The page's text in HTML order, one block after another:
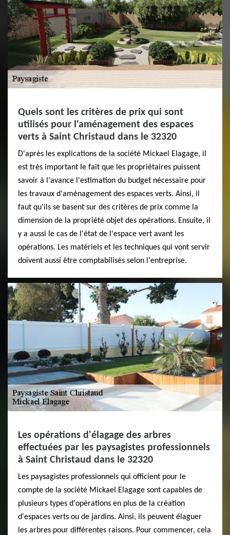
Quels sont les critères de prix qui sont
utilisés pour l'aménagement des espaces
verts à Saint Christaud dans le 32320
D'après les explications de la société Mickael Elagage, il
est très important le fait que les propriétaires puissent
savoir à l'avance l'estimation du budget nécessaire pour
les travaux d'aménagement des espaces verts. Ainsi, il
faut qu'ils se basent sur des critères de prix comme la
dimension de la propriété objet des opérations. Ensuite, il
y a aussi le cas de l'état de l'espace vert avant les
opérations. Les matériels et les techniques qui vont servir
doivent aussi être comptabilisés selon l'entreprise.
Les opérations d'élagage des arbres
effectuées par les paysagistes professionnels
à Saint Christaud dans le 32320
Les paysagistes professionnels qui officient pour le
compte de la société Mickael Elagage sont capables de
plusieurs types d'opérations en plus de la création
d'espaces verts ou de jardins. Ainsi, ils peuvent élaguer
les arbres pour différentes raisons. Pour commencer, cela